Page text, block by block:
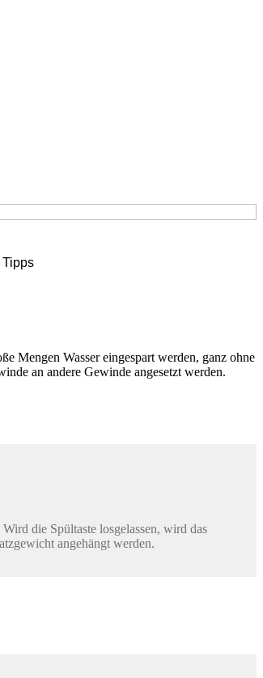
Mengen Wasser eingespart werden, ganz ohne
an andere Gewinde angesetzt werden.
die Spültaste losgelassen, wird das
angehängt werden.